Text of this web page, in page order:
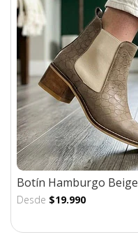
Botín Hamburgo Beige
Desde $19.990